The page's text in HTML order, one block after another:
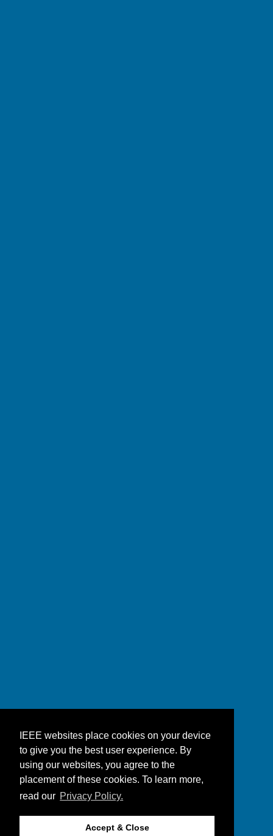
IEEE websites place cookies on your device
to give you the best user experience. By
using our websites, you agree to the
placement of these cookies. To learn more,
read our Privacy Policy.
Accept & Close